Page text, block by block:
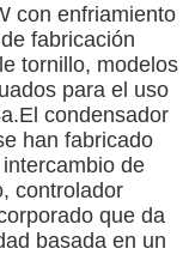
con enfriamiento
fabricación
tornillo, modelos
para el uso
condensador
han fabricado
intercambio de
controlador
que da
basada en un